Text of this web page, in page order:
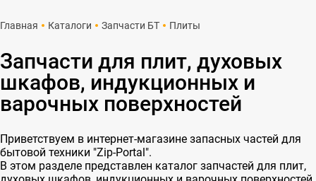
Главная Каталоги Запчасти БТ Плиты
Запчасти для плит, духовых
шкафов, индукционных и
варочных поверхностей
Приветствуем в интернет-магазине запасных частей для
бытовой техники "Zip-Portal".
В этом разделе представлен каталог запчастей для плит,